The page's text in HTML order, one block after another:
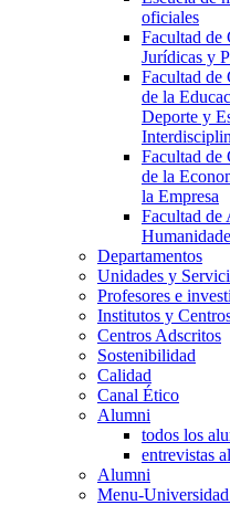
oficiales
Facultad de
Jurídicas y
Facultad de
de la
Deporte y
Facultad de
de la
la Empresa
Facultad de
Departamentos
Unidades y
Profesores e
Institutos y
Centros Adscritos
Sostenibilidad
Calidad
Canal Ético
Alumni
todos los
entrevistas
Alumni
Menu-